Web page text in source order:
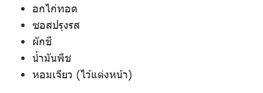
อกไก่ทอด
ซอสปรุงรส
ผักชี
น้ำมันพืช
หอมเจียว (ไว้แต่งหน้า)